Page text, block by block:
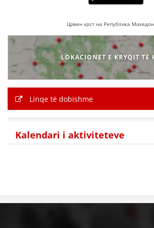
Црвен крст на Република
LOKACIONET E KRYQIT TË
Linqe të dobishme
Kalendari i aktiviteteve